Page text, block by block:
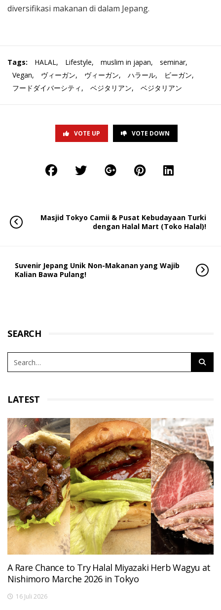
diversifikasi makanan di dalam Jepang.
Tags: HALAL, Lifestyle, muslim in japan, seminar,
Vegan, ヴィーガン, ヴィーガン, ハラール, ビーガン,
フードダイバーシティ , ベジタリアン, ベジタリアン
VOTE UP VOTE DOWN
Masjid Tokyo Camii & Pusat Kebudayaan Turki
dengan Halal Mart (Toko Halal)!
Suvenir Jepang Unik Non-Makanan yang Wajib
Kalian Bawa Pulang!
SEARCH
LATEST
A Rare Chance to Try Halal Miyazaki Herb Wagyu at
Nishimoro Marche 2026 in Tokyo
16 Juli 2026